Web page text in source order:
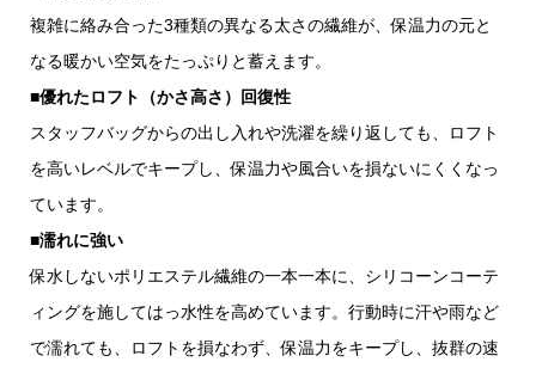
複雑に絡み合った3種類の異なる太さの繊維が、保温力の元と
なる暖かい空気をたっぷりと蓄えます。
■優れたロフト（かさ高さ）回復性
スタッフバッグからの出し入れや洗濯を繰り返しても、ロフト
を高いレベルでキープし、保温力や風合いを損ないにくくなっ
ています。
■濡れに強い
保水しないポリエステル繊維の一本一本に、シリコーンコーテ
ィングを施してはっ水性を高めています。行動時に汗や雨など
で濡れても、ロフトを損なわず、保温力をキープし、抜群の速